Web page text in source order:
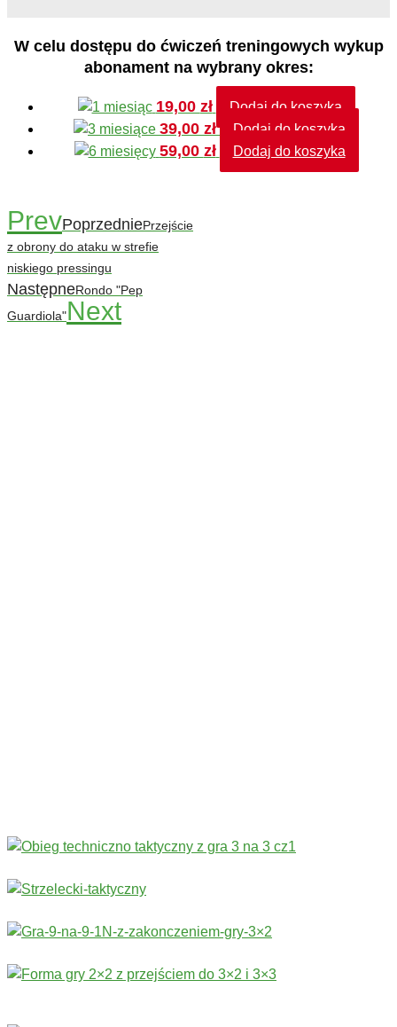
W celu dostępu do ćwiczeń treningowych wykup
abonament na wybrany okres:
19,00 zł Dodaj do koszyka
39,00 zł Dodaj do koszyka
59,00 zł Dodaj do koszyka
PrevPoprzedniePrzejście
z obrony do ataku w strefie
niskiego pressingu
NastępneRondo "Pep
Guardiola"Next